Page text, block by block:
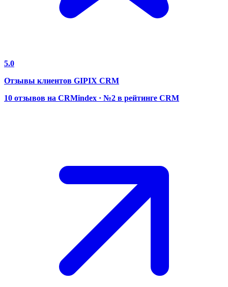
5.0
Отзывы клиентов GIPIX CRM
10 отзывов на CRMindex · №2 в рейтинге CRM